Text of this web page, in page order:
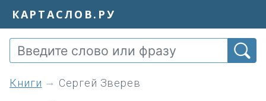
КАРТАСЛОВ.РУ
книги Сергей Зверев